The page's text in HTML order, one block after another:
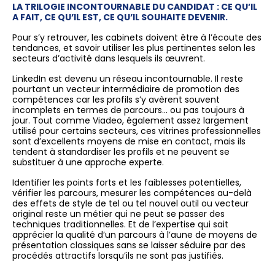
LA TRILOGIE INCONTOURNABLE DU CANDIDAT : CE QU’IL
A FAIT, CE QU’IL EST, CE QU’IL SOUHAITE DEVENIR.
Pour s’y retrouver, les cabinets doivent être à l’écoute des
tendances, et savoir utiliser les plus pertinentes selon les
secteurs d’activité dans lesquels ils œuvrent.
LinkedIn est devenu un réseau incontournable. Il reste
pourtant un vecteur intermédiaire de promotion des
compétences car les profils s’y avèrent souvent
incomplets en termes de parcours… ou pas toujours à
jour. Tout comme Viadeo, également assez largement
utilisé pour certains secteurs, ces vitrines professionnelles
sont d’excellents moyens de mise en contact, mais ils
tendent à standardiser les profils et ne peuvent se
substituer à une approche experte.
Identifier les points forts et les faiblesses potentielles,
vérifier les parcours, mesurer les compétences au-delà
des effets de style de tel ou tel nouvel outil ou vecteur
original reste un métier qui ne peut se passer des
techniques traditionnelles. Et de l’expertise qui sait
apprécier la qualité d’un parcours à l’aune de moyens de
présentation classiques sans se laisser séduire par des
procédés attractifs lorsqu’ils ne sont pas justifiés.